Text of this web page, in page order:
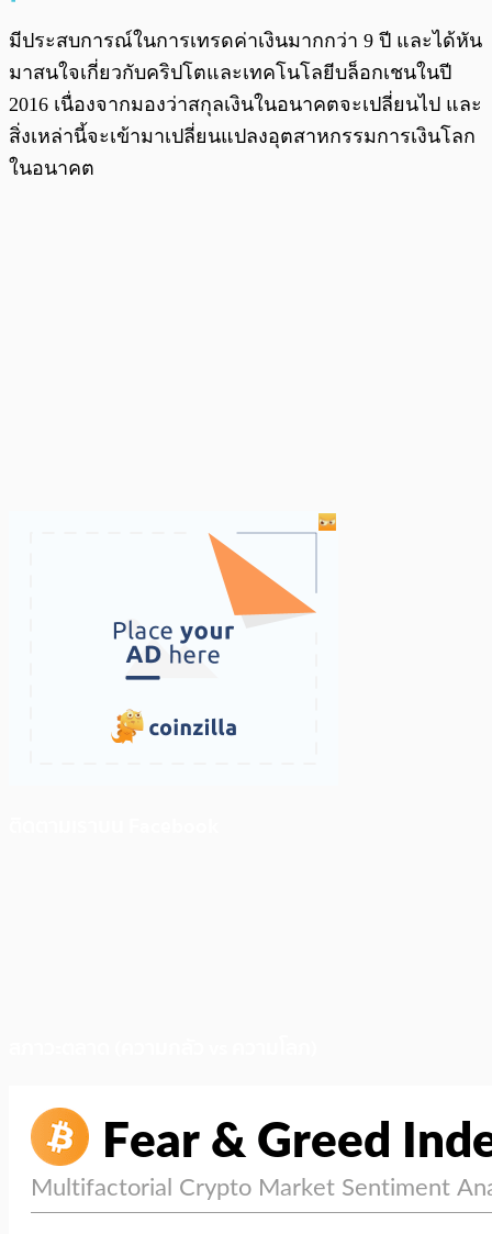
มีประสบการณ์ในการเทรดค่าเงินมากกว่า 9 ปี และได้หัน
มาสนใจเกี่ยวกับคริปโตและเทคโนโลยีบล็อกเชนในปี
2016 เนื่องจากมองว่าสกุลเงินในอนาคตจะเปลี่ยนไป และ
สิ่งเหล่านี้จะเข้ามาเปลี่ยนแปลงอุตสาหกรรมการเงินโลก
ในอนาคต